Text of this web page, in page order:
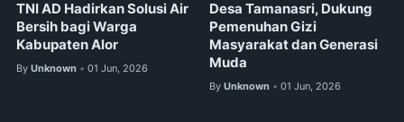
TNI AD Hadirkan Solusi Air
Bersih bagi Warga
Kabupaten Alor
By Unknown • 01 Jun, 2026
Desa Tamanasri, Dukung
Pemenuhan Gizi
Masyarakat dan Generasi
Muda
By Unknown • 01 Jun, 2026